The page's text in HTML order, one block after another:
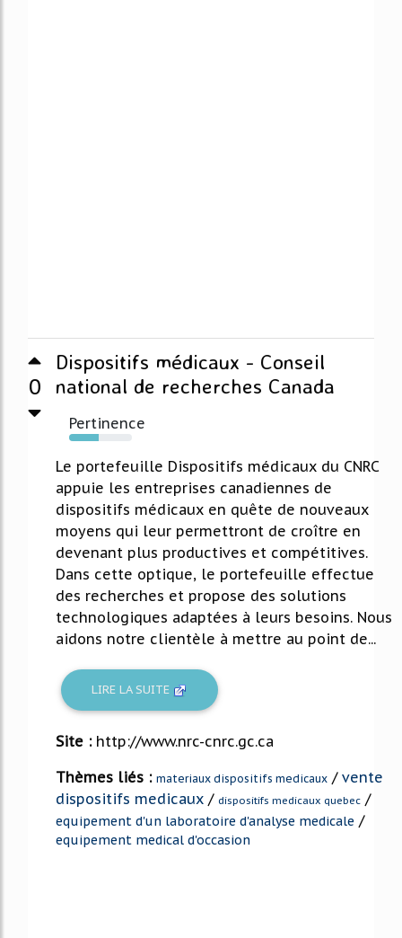
0
Dispositifs médicaux - Conseil
national de recherches Canada
Pertinence
47%
Le portefeuille Dispositifs médicaux du CNRC
appuie les entreprises canadiennes de
dispositifs médicaux en quête de nouveaux
moyens qui leur permettront de croître en
devenant plus productives et compétitives.
Dans cette optique, le portefeuille effectue
des recherches et propose des solutions
technologiques adaptées à leurs besoins. Nous
aidons notre clientèle à mettre au point de...
LIRE LA SUITE
Site : http://www.nrc-cnrc.gc.ca
Thèmes liés : materiaux dispositifs medicaux / vente
dispositifs medicaux / dispositifs medicaux quebec /
equipement d'un laboratoire d'analyse medicale /
equipement medical d'occasion